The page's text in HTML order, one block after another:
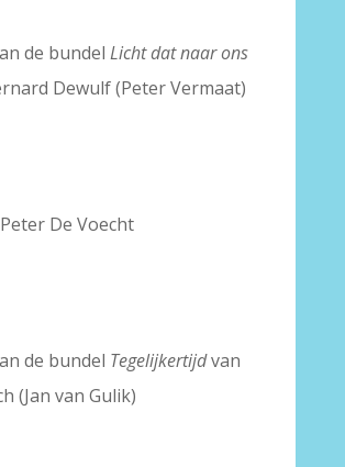
de bundel Licht dat naar ons
Dewulf (Peter Vermaat)
Peter De Voecht
de bundel Tegelijkertijdvan
(Jan van Gulik)